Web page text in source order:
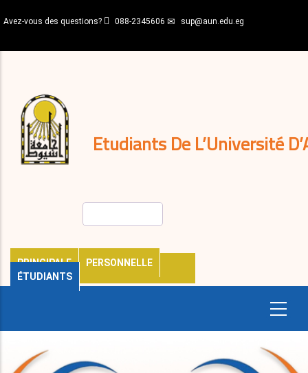
au
principal
Avez-vous des questions? 088-2345606 sup@aun.edu.eg
Etudiants De L’Université
PRINCIPALE
PERSONNELLE
ÉTUDIANTS
décisions
Expatriés
Journal